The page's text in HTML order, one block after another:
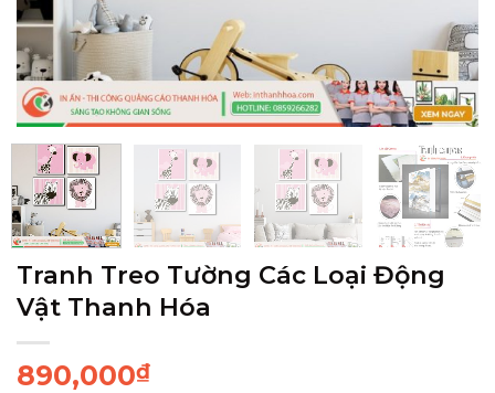
Tranh Treo Tường Các Loại Động
Vật Thanh Hóa
890,000₫